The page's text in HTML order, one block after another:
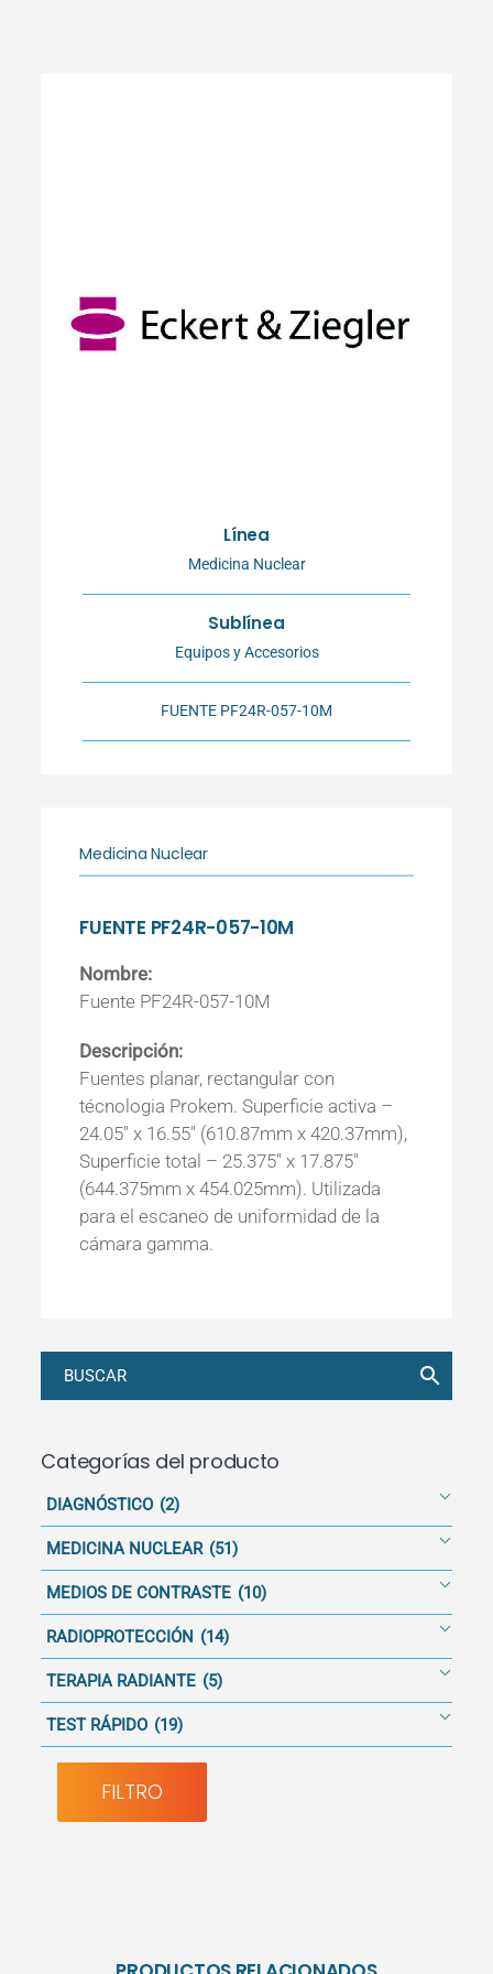
Línea
Medicina Nuclear
Sublínea
Equipos y Accesorios
FUENTE PF24R-057-10M
Medicina Nuclear
FUENTE PF24R-057-10M
Nombre:
Fuente PF24R-057-10M
Descripción:
Fuentes planar, rectangular con
técnologia Prokem. Superficie activa –
24.05″ x 16.55″ (610.87mm x 420.37mm),
Superficie total – 25.375″ x 17.875″
(644.375mm x 454.025mm). Utilizada
para el escaneo de uniformidad de la
cámara gamma.
Categorías del producto
DIAGNÓSTICO (2)
MEDICINA NUCLEAR (51)
MEDIOS DE CONTRASTE (10)
RADIOPROTECCIÓN (14)
TERAPIA RADIANTE (5)
TEST RÁPIDO (19)
FILTRO